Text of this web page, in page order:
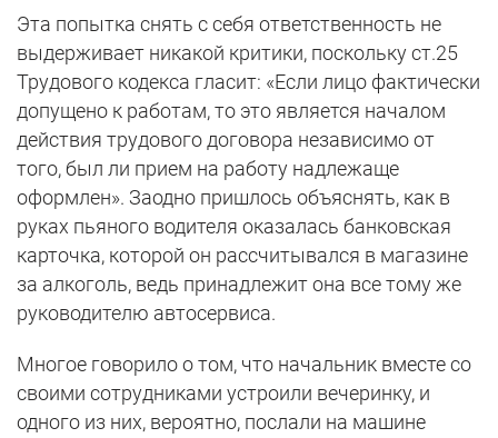
Эта попытка снять с себя ответственность не
выдерживает никакой критики, поскольку ст.25
Трудового кодекса гласит: «Если лицо фактически
допущено к работам, то это является началом
действия трудового договора независимо от
того, был ли прием на работу надлежаще
оформлен». Заодно пришлось объяснять, как в
руках пьяного водителя оказалась банковская
карточка, которой он рассчитывался в магазине
за алкоголь, ведь принадлежит она все тому же
руководителю автосервиса.
Многое говорило о том, что начальник вместе со
своими сотрудниками устроили вечеринку, и
одного из них, вероятно, послали на машине